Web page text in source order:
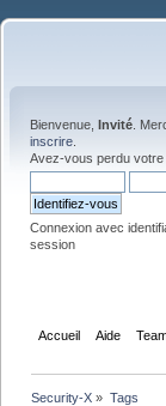
Bienvenue, Invité .
inscrire
Avez-vous perdu votre
Connexion avec
session
Accueil Aide
Security-X » Tags